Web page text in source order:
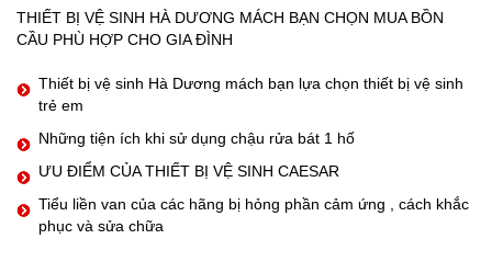
THIẾT BỊ VỆ SINH HÀ DƯƠNG MÁCH BẠN CHỌN MUA BỒN
CẦU PHÙ HỢP CHO GIA ĐÌNH
Thiết bị vệ sinh Hà Dương mách bạn lựa chọn thiết bị vệ sinh
trẻ em
Những tiện ích khi sử dụng chậu rửa bát 1 hố
ƯU ĐIỂM CỦA THIẾT BỊ VỆ SINH CAESAR
Tiểu liền van của các hãng bị hỏng phần cảm ứng , cách khắc
phục và sửa chữa